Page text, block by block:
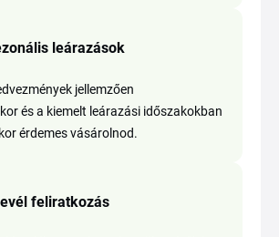
leárazások
jellemzően
és a kiemelt leárazási időszakokban
érdemes vásárolnod.
feliratkozás